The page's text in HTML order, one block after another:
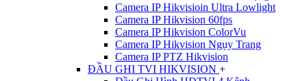
Camera IP Hikvisioin Ultra Lowlight
Camera IP Hikvision 60fps
Camera IP Hikvision ColorVu
Camera IP Hikvision Ngụy Trang
Camera IP PTZ Hikvision
ĐẦU GHI TVI HIKVISION +